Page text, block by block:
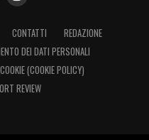
CONTATTI
REDAZIONE
DEI DATI PERSONALI
(COOKIE POLICY)
REVIEW